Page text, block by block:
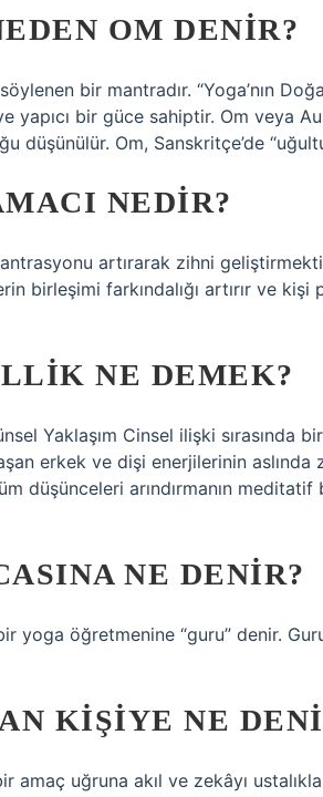
OM DENIR?
bir mantradır. “Yoga’nın
yapıcı bir güce sahiptir. Om veya
düşünülür. Om, Sanskritçe’de
NEDIR?
artırarak zihni
birleşimi farkındalığı artırır ve
NE DEMEK?
Yaklaşım Cinsel ilişki sırasında
erkek ve dişi enerjilerinin aslında
düşünceleri arındırmanın
NE DENIR?
öğretmenine “guru” denir. Guru
KIŞIYE NE
amaç uğruna akıl ve zekâyı